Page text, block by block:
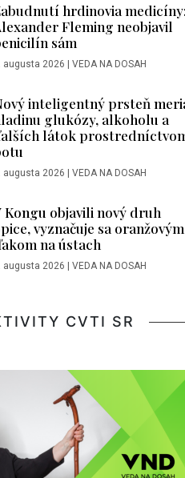
hrdinovia medicíny:
Fleming neobjavil
sám
augusta 2026 | VEDA NA DOSAH
inteligentný prsteň
glukózy, alkoholu a
látok
augusta 2026 | VEDA NA DOSAH
Kongu objavili nový druh
vyznačuje sa oranžovým
na ústach
augusta 2026 | VEDA NA DOSAH
CVTI SR